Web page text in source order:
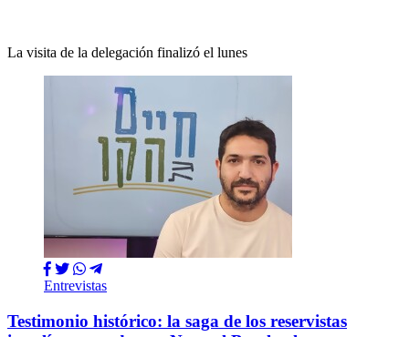
La visita de la delegación finalizó el lunes
Entrevistas
Testimonio histórico: la saga de los reservistas